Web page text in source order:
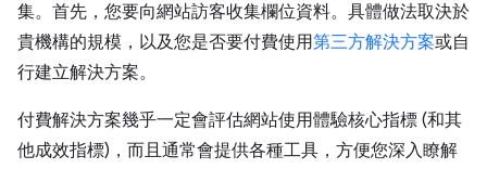
集。首先，您要向網站訪客收集欄位資料。具體做法取決於
貴機構的規模，以及您是否要付費使用第三方解決方案或自
行建立解決方案。
付費解決方案幾乎一定會評估網站使用體驗核心指標 (和其
他成效指標)，而且通常會提供各種工具，方便您深入瞭解